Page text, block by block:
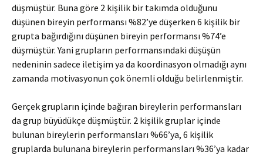
düşmüştür. Buna göre 2 kişilik bir takımda olduğunu
düşünen bireyin performansı %82’ye düşerken 6 kişilik bir
grupta bağırdığını düşünen bireyin performansı %74’e
düşmüştür. Yani grupların performansındaki düşüşün
nedeninin sadece iletişim ya da koordinasyon olmadığı aynı
zamanda motivasyonun çok önemli olduğu belirlenmiştir.
Gerçek grupların içinde bağıran bireylerin performansları
da grup büyüdükçe düşmüştür. 2 kişilik gruplar içinde
bulunan bireylerin performansları %66’ya, 6 kişilik
gruplarda bulunana bireylerin performansları %36’ya kadar